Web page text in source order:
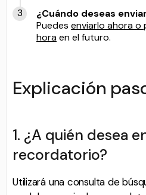
¿Cuándo deseas
Puedes enviarlo ahora o
horaen el futuro.
Explicación
1. ¿A quién desea
recordatorio?
Utilizará una consulta de